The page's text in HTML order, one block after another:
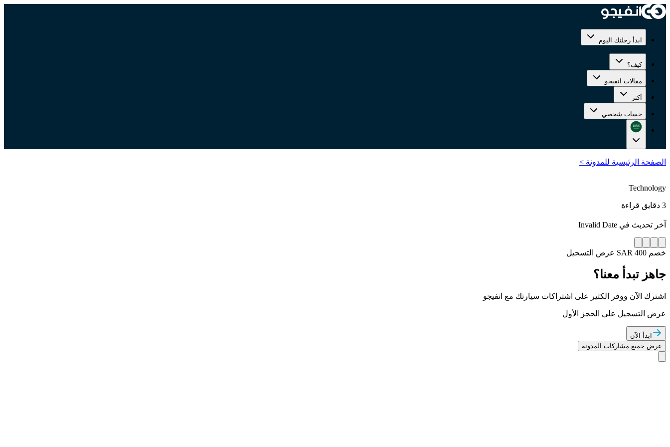
ابدأ رحلتك اليوم
كيف؟
مقالات انفيجو
أكثر
حساب شخصي
الصفحة الرئيسية للمدونة >
Technology
3 دقايق قراءة
آخر تحديث في Invalid Date
خصم SAR 400 عرض التسجيل
جاهز تبدأ معنا؟
اشترك الآن ووفر الكثير على اشتراكات سيارتك مع انفيجو
عرض التسجيل على الحجز الأول
ابدأ الآن
عرض جميع مشاركات المدونة